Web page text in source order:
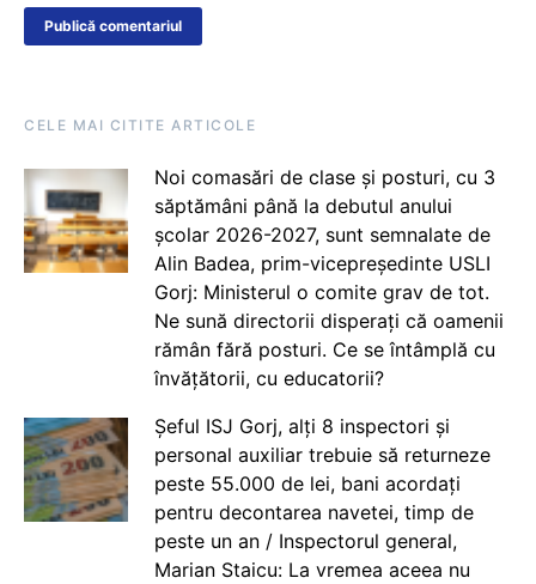
CELE MAI CITITE ARTICOLE
Noi comasări de clase și posturi, cu 3
săptămâni până la debutul anului
școlar 2026-2027, sunt semnalate de
Alin Badea, prim-vicepreședinte USLI
Gorj: Ministerul o comite grav de tot.
Ne sună directorii disperați că oamenii
rămân fără posturi. Ce se întâmplă cu
învățătorii, cu educatorii?
Șeful ISJ Gorj, alți 8 inspectori și
personal auxiliar trebuie să returneze
peste 55.000 de lei, bani acordați
pentru decontarea navetei, timp de
peste un an / Inspectorul general,
Marian Staicu: La vremea aceea nu